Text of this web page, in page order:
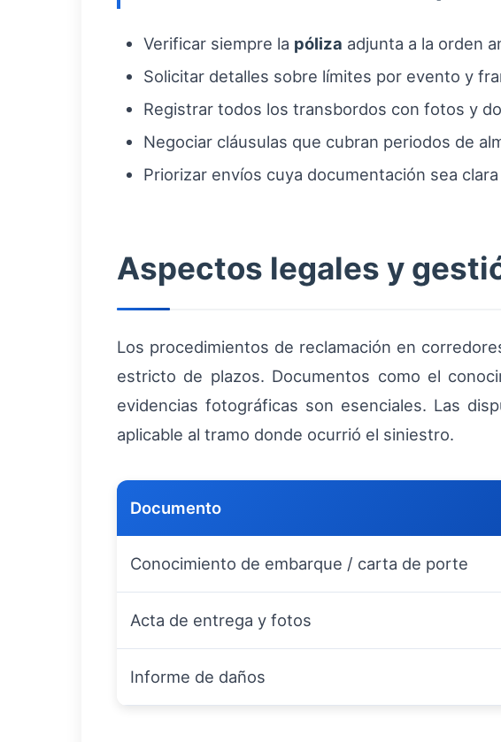
Verificar siempre la póliza adjunta a la orden
Solicitar detalles sobre límites por evento y
Registrar todos los transbordos con fotos y
Negociar cláusulas que cubran periodos de
Priorizar envíos cuya documentación sea
Aspectos legales y
Los procedimientos de reclamación en
estricto de plazos. Documentos como el
evidencias fotográficas son esenciales. Las
aplicable al tramo donde ocurrió el siniestro.
Documento
Conocimiento de embarque / carta de porte
Acta de entrega y fotos
Informe de daños